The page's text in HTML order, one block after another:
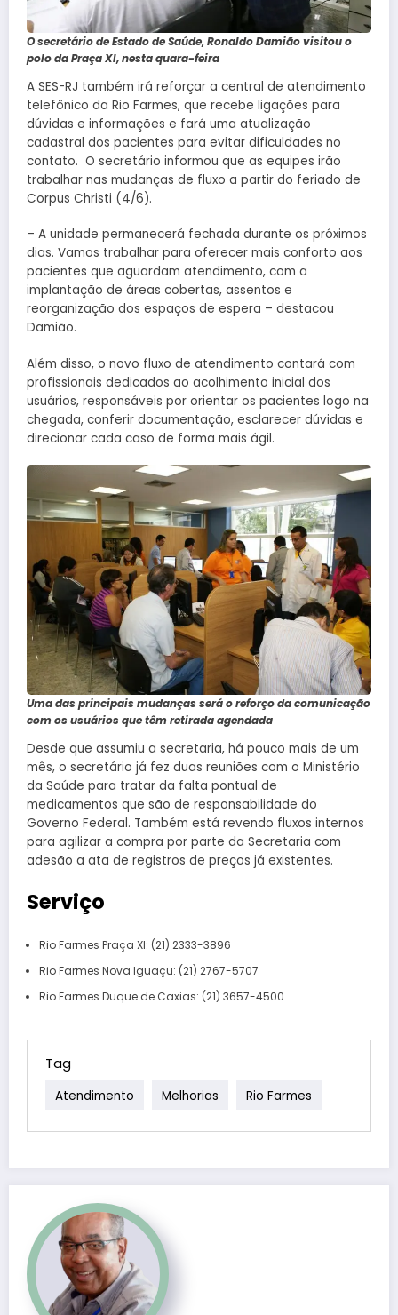
O secretário de Estado de Saúde, Ronaldo Damião visitou o
polo da Praça XI, nesta quara-feira
A SES-RJ também irá reforçar a central de atendimento
telefônico da Rio Farmes, que recebe ligações para
dúvidas e informações e fará uma atualização
cadastral dos pacientes para evitar dificuldades no
contato. O secretário informou que as equipes irão
trabalhar nas mudanças de fluxo a partir do feriado de
Corpus Christi (4/6).
– A unidade permanecerá fechada durante os próximos
dias. Vamos trabalhar para oferecer mais conforto aos
pacientes que aguardam atendimento, com a
implantação de áreas cobertas, assentos e
reorganização dos espaços de espera – destacou
Damião.
Além disso, o novo fluxo de atendimento contará com
profissionais dedicados ao acolhimento inicial dos
usuários, responsáveis por orientar os pacientes logo na
chegada, conferir documentação, esclarecer dúvidas e
direcionar cada caso de forma mais ágil.
Uma das principais mudanças será o reforço da comunicação
com os usuários que têm retirada agendada
Desde que assumiu a secretaria, há pouco mais de um
mês, o secretário já fez duas reuniões com o Ministério
da Saúde para tratar da falta pontual de
medicamentos que são de responsabilidade do
Governo Federal. Também está revendo fluxos internos
para agilizar a compra por parte da Secretaria com
adesão a ata de registros de preços já existentes.
Serviço
Rio Farmes Praça XI: (21) 2333-3896
Rio Farmes Nova Iguaçu: (21) 2767-5707
Rio Farmes Duque de Caxias: (21) 3657-4500
Tag
Atendimento Melhorias Rio Farmes